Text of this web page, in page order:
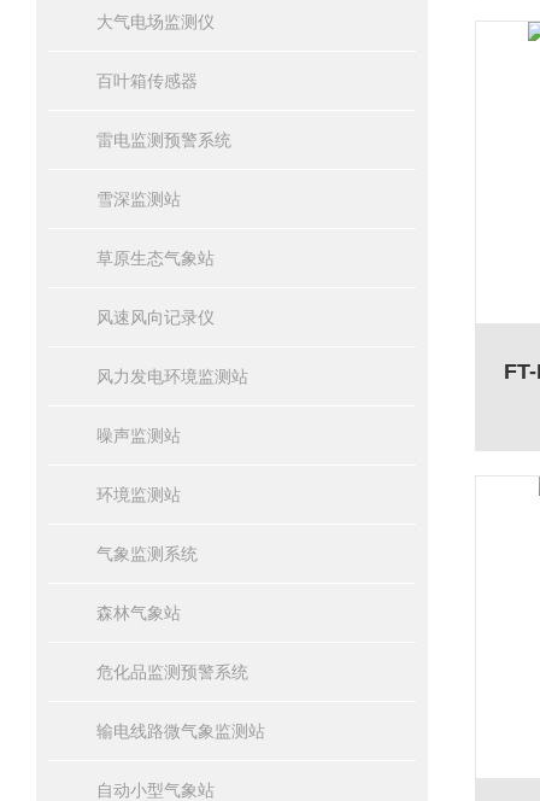
大气电场监测仪
百叶箱传感器
雷电监测预警系统
雪深监测站
草原生态气象站
风速风向记录仪
风力发电环境监测站
噪声监测站
环境监测站
气象监测系统
森林气象站
危化品监测预警系统
输电线路微气象监测站
自动小型气象站